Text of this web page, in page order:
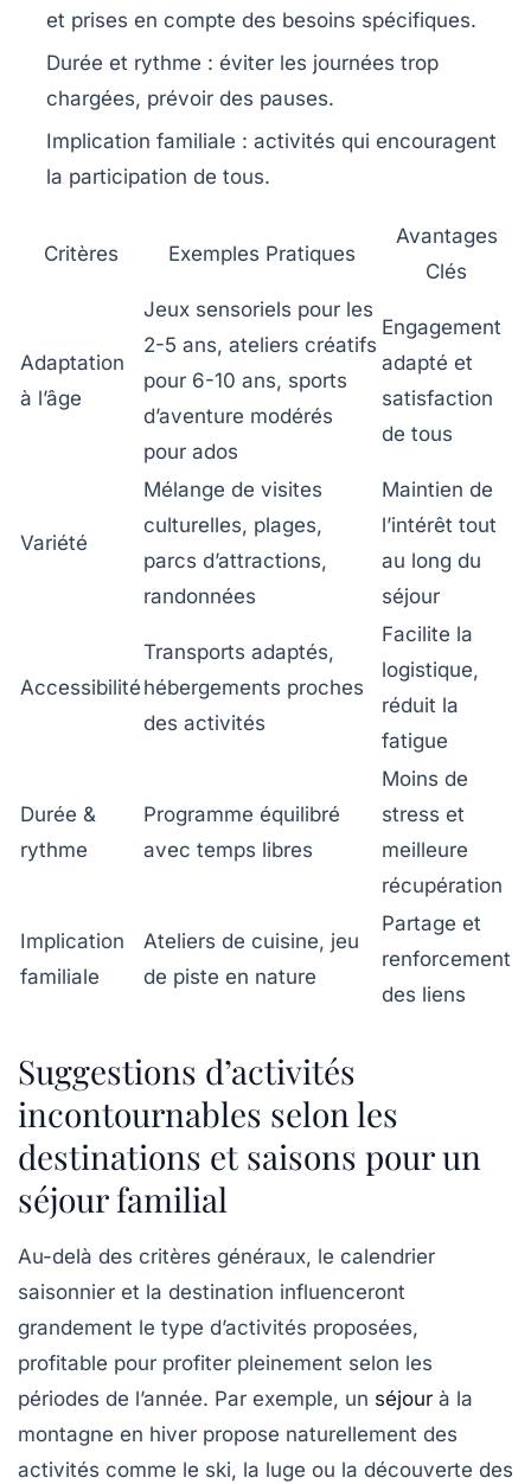
et prises en compte des besoins spécifiques.
Durée et rythme : éviter les journées trop
chargées, prévoir des pauses.
Implication familiale : activités qui encouragent
la participation de tous.
Critères Exemples Pratiques
Avantages
Clés
Adaptation
à l’âge
Jeux sensoriels pour les
2-5 ans, ateliers créatifs
pour 6-10 ans, sports
d’aventure modérés
pour ados
Engagement
adapté et
satisfaction
de tous
Variété
Mélange de visites
culturelles, plages,
parcs d’attractions,
randonnées
Maintien de
l’intérêt tout
au long du
séjour
Accessibilité
Transports adaptés,
hébergements proches
des activités
Facilite la
logistique,
réduit la
fatigue
Durée &
rythme
Programme équilibré
avec temps libres
Moins de
stress et
meilleure
récupération
Implication
familiale
Ateliers de cuisine, jeu
de piste en nature
Partage et
renforcement
des liens
Suggestions d’activités
incontournables selon les
destinations et saisons pour un
séjour familial
Au-delà des critères généraux, le calendrier
saisonnier et la destination influenceront
grandement le type d’activités proposées,
profitable pour profiter pleinement selon les
périodes de l’année. Par exemple, un séjour à la
montagne en hiver propose naturellement des
activités comme le ski, la luge ou la découverte des